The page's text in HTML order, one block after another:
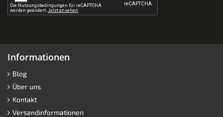
Informationen
Blog
Über uns
Kontakt
Versandinformationen